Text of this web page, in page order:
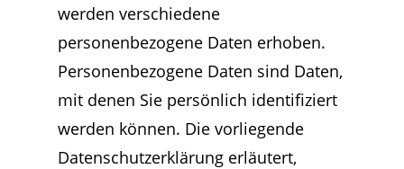
werden verschiedene
personenbezogene Daten erhoben.
Personenbezogene Daten sind Daten,
mit denen Sie persönlich identifiziert
werden können. Die vorliegende
Datenschutzerklärung erläutert,